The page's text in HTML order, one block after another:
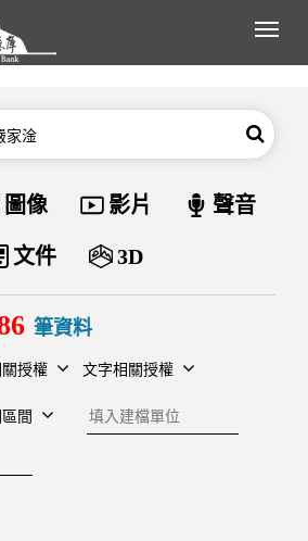
展
搜尋
資料類型
圖像 影片 聲音
文件 3D
筆資料
授權 文字相關授權
間
建檔單位